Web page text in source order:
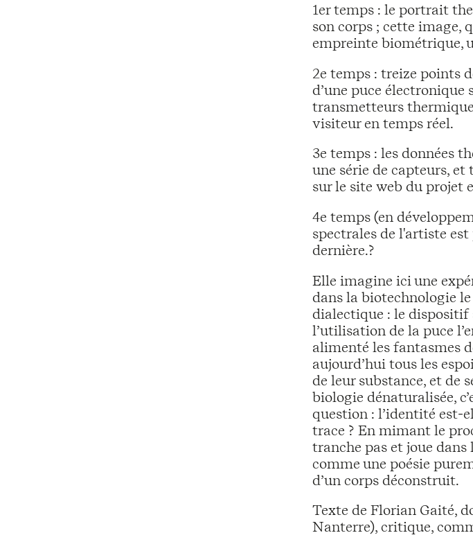
1er temps : le portrait
son corps ; cette image,
empreinte biométrique,
2e temps : treize points
d’une puce
transmetteurs
visiteur en temps réel.
3e temps : les données
une série de capteurs,
sur le site web du projet
4e temps (en
spectrales de l'artiste
dernière.?
Elle imagine ici une
dans la biotechnologie
dialectique : le
l’utilisation de la puce
alimenté les fantasmes
aujourd’hui tous les
de leur substance, et de
biologie dénaturalisée,
question : l’identité est-
trace ? En mimant le
tranche pas et joue dans
comme une poésie
d’un corps déconstruit.
Texte de Florian Gaité,
Nanterre), critique,